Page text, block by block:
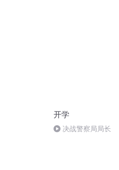
开学
决战警察局局长